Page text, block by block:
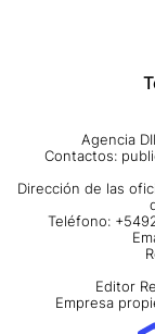
Agencia
Contactos:
Dirección de las
Teléfono:
Editor
Empresa